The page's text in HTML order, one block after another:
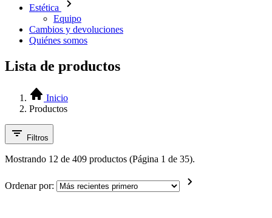
Estética
Equipo
Cambios y devoluciones
Quiénes somos
Lista de productos
Inicio
Productos
Filtros
Mostrando 12 de 409 productos (Página 1 de 35).
Ordenar por: